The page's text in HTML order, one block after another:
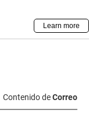
Contenido deCorreo